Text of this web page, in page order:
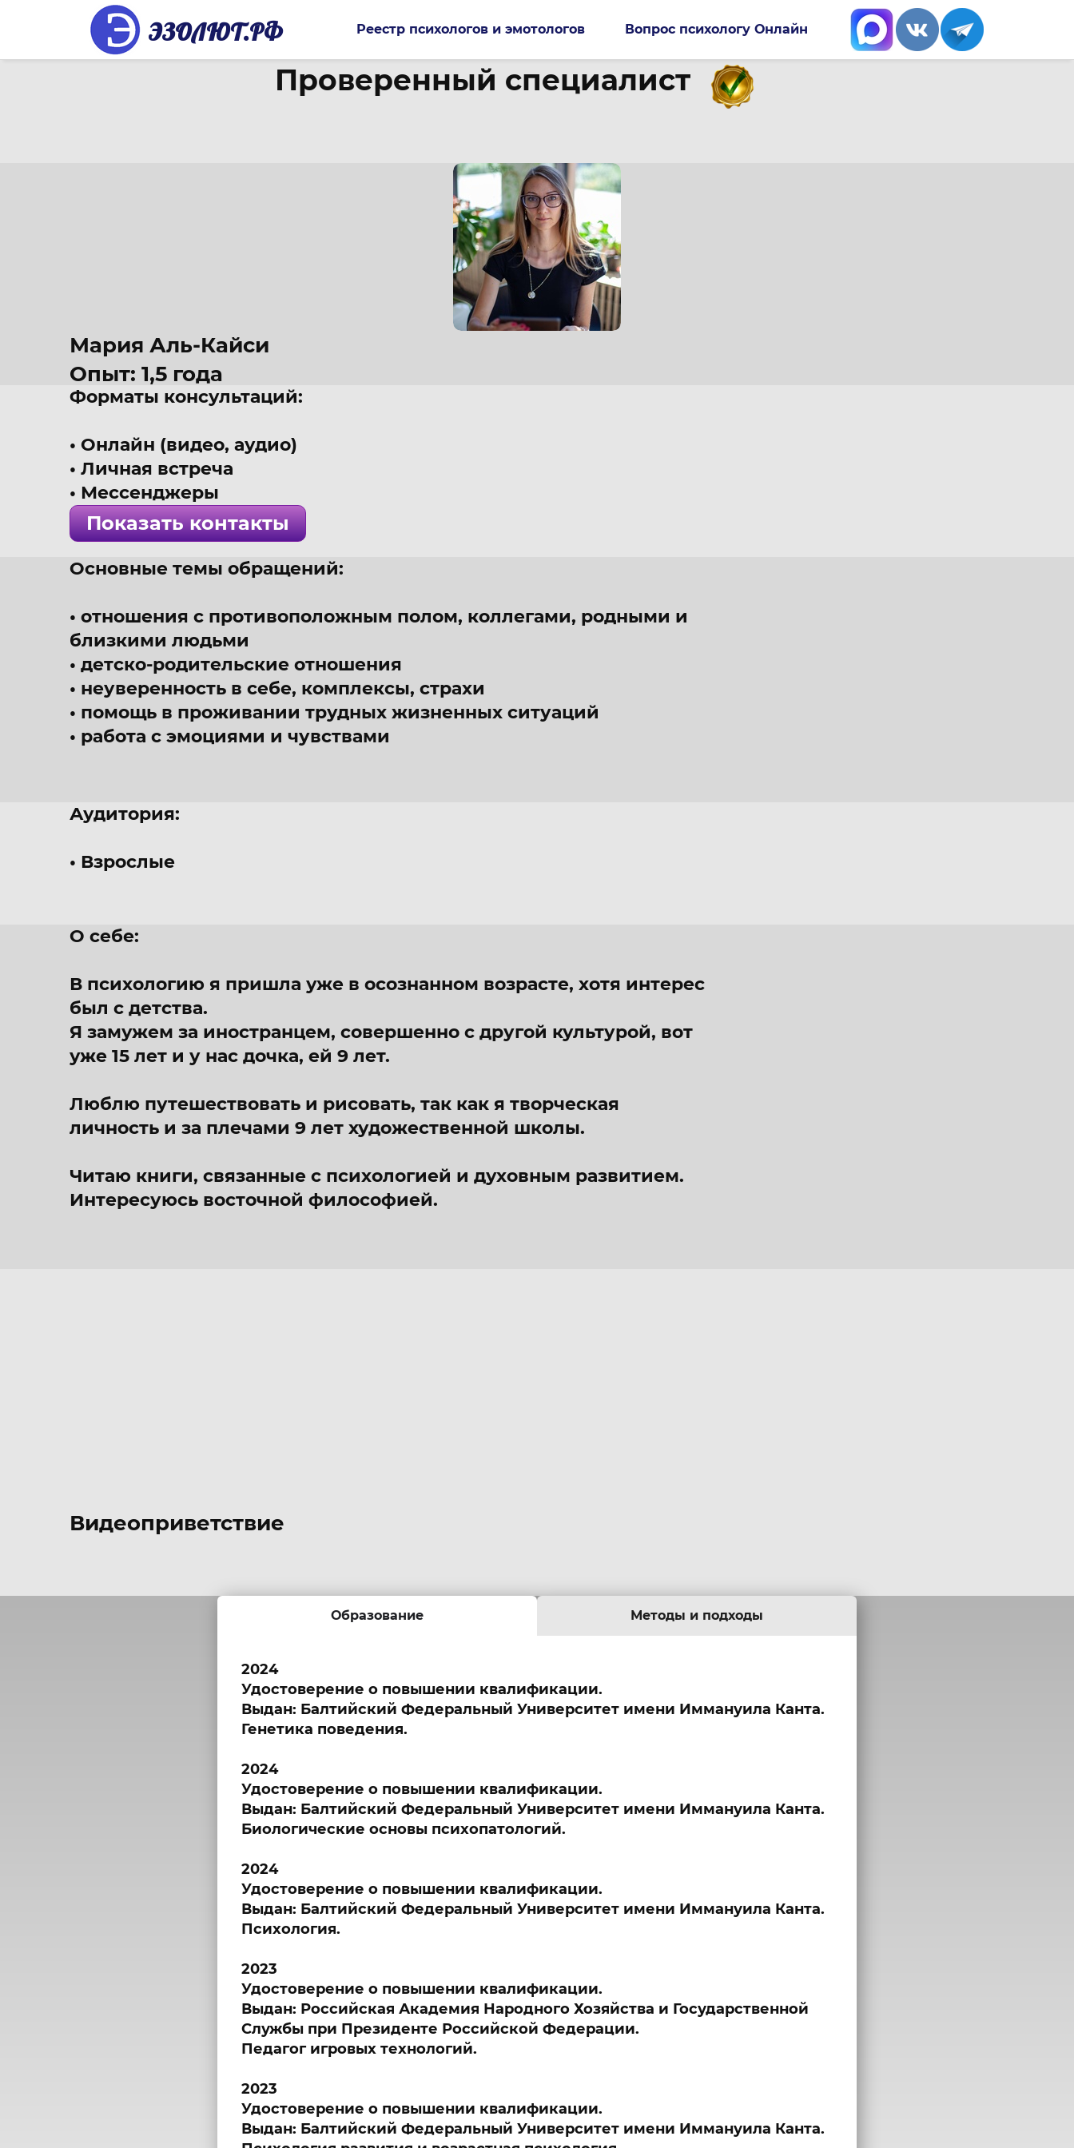
ЭЗОЛЮТ.РФ Реестр психологов и эмотологов Вопрос психологу Онлайн
Проверенный специалист
Мария Аль-Кайси
Опыт: 1,5 года
37 лет
г. Казань
Психолог, психоанализ
! Специалист проверен >>>
Форматы консультаций:
Онлайн (видео, аудио)
Личная встреча
Мессенджеры
Показать контакты
Основные темы обращений:
отношения с противоположным полом, коллегами, родными и
близкими людьми
детско-родительские отношения
неуверенность в себе, комплексы, страхи
помощь в проживании трудных жизненных ситуаций
работа с эмоциями и чувствами
Аудитория:
Взрослые
О себе:
В психологию я пришла уже в осознанном возрасте, хотя интерес
был с детства.
Я замужем за иностранцем, совершенно с другой культурой, вот
уже 15 лет и у нас дочка, ей 9 лет.
Люблю путешествовать и рисовать, так как я творческая
личность и за плечами 9 лет художественной школы.
Читаю книги, связанные с психологией и духовным развитием.
Интересуюсь восточной философией.
Видеоприветствие
Образование Методы и подходы
2024
Удостоверение о повышении квалификации.
Выдан: Балтийский Федеральный Университет имени Иммануила Канта.
Генетика поведения.
2024
Удостоверение о повышении квалификации.
Выдан: Балтийский Федеральный Университет имени Иммануила Канта.
Биологические основы психопатологий.
2024
Удостоверение о повышении квалификации.
Выдан: Балтийский Федеральный Университет имени Иммануила Канта.
Психология.
2023
Удостоверение о повышении квалификации.
Выдан: Российская Академия Народного Хозяйства и Государственной
Службы при Президенте Российской Федерации.
Педагог игровых технологий.
2023
Удостоверение о повышении квалификации.
Выдан: Балтийский Федеральный Университет имени Иммануила Канта.